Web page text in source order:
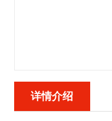
详情介绍